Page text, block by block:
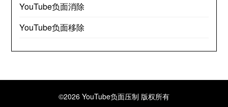
YouTube负面消除
YouTube负面移除
©2026 YouTube负面压制 版权所有